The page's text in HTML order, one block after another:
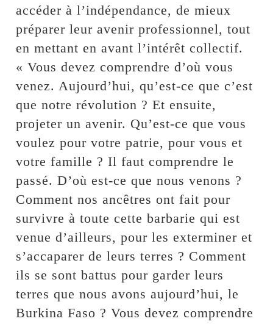
accéder à l’indépendance, de mieux
préparer leur avenir professionnel, tout
en mettant en avant l’intérêt collectif.
« Vous devez comprendre d’où vous
venez. Aujourd’hui, qu’est-ce que c’est
que notre révolution ? Et ensuite,
projeter un avenir. Qu’est-ce que vous
voulez pour votre patrie, pour vous et
votre famille ? Il faut comprendre le
passé. D’où est-ce que nous venons ?
Comment nos ancêtres ont fait pour
survivre à toute cette barbarie qui est
venue d’ailleurs, pour les exterminer et
s’accaparer de leurs terres ? Comment
ils se sont battus pour garder leurs
terres que nous avons aujourd’hui, le
Burkina Faso ? Vous devez comprendre